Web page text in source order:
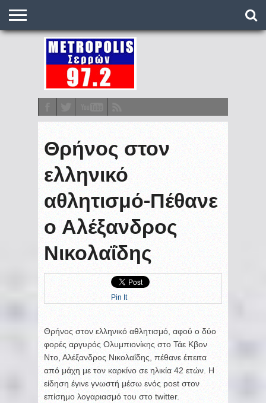
ΣΤΑΘΜΌΣ
METRONEWS
ΠΟΔΌΣΦΑΙΡΟ
ΒΑΘΜΟΛΟΓΊΕΣ
ΠΡΟΓΡΆΜΜΑΤΑ
ΣΤΟΊΧΗΜΑ
ΕΠΙΚΟΙΝΩΝΊΑ
Θρήνος στον
ελληνικό
αθλητισμό-Πέθανε
ο Αλέξανδρος
Νικολαΐδης
Pin It
Θρήνος στον ελληνικό αθλητισμό, αφού ο δύο
φορές αργυρός Ολυμπιονίκης στο Τάε Κβον
Ντο, Αλέξανδρος Νικολαΐδης, πέθανε έπειτα
από μάχη με τον καρκίνο σε ηλικία 42 ετών. Η
είδηση έγινε γνωστή μέσω ενός post στον
επίσημο λογαριασμό του στο twitter.